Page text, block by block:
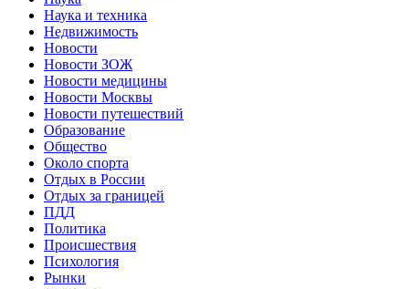
Наука и техника
Недвижимость
Новости
Новости ЗОЖ
Новости медицины
Новости Москвы
Новости путешествий
Образование
Общество
Около спорта
Отдых в России
Отдых за границей
ПДД
Политика
Происшествия
Психология
Рынки